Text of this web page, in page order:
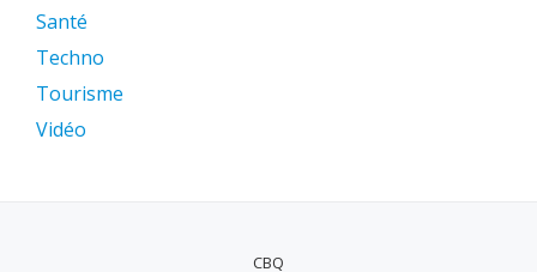
Santé
Techno
Tourisme
Vidéo
CBQ